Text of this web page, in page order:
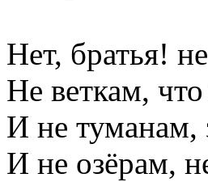
Нет, братья!
Не веткам,
И не туманам,
И не озёрам,